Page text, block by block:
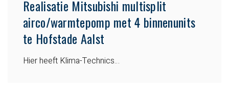
Realisatie Mitsubishi multisplit
airco/warmtepomp met 4 binnenunits
te Hofstade Aalst
Hier heeft Klima-Technics…